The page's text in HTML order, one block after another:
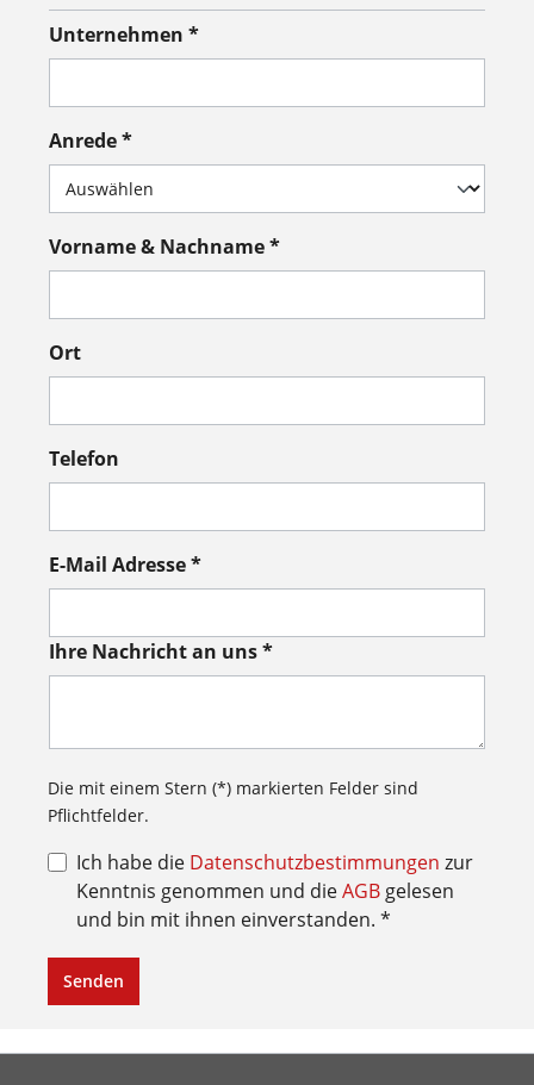
Unternehmen *
Anrede *
Vorname & Nachname *
Ort
Telefon
E-Mail Adresse *
Ihre Nachricht an uns *
Die mit einem Stern (*) markierten Felder sind
Pflichtfelder.
Ich habe die Datenschutzbestimmungen zur
Kenntnis genommen und dieAGB gelesen
und bin mit ihnen einverstanden. *
Senden